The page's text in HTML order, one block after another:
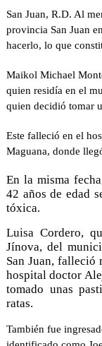
San Juan, R.D. Al
provincia San Juan
hacerlo, lo que
Maikol Michael
quien residía en el
quien decidió tomar
Este falleció en el
Maguana, donde
En la misma
42 años de edad
tóxica.
Luisa Cordero,
Jínova, del
San Juan, falleció
hospital doctor
tomado unas
ratas.
También fue